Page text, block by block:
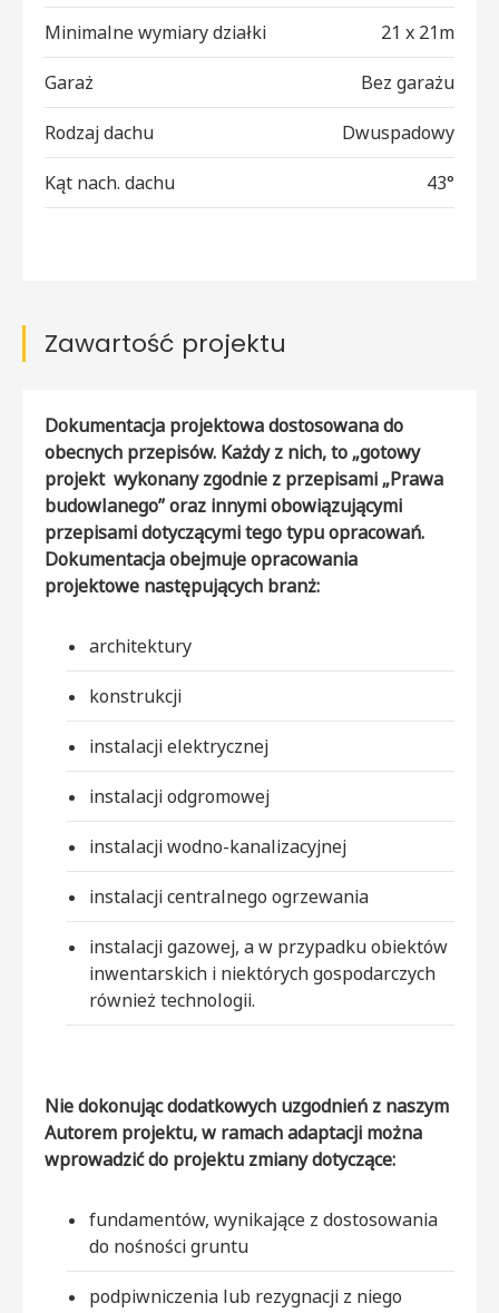
Minimalne wymiary działki 21 x 21m
Garaż Bez garażu
Rodzaj dachu Dwuspadowy
Kąt nach. dachu 43°
Zawartość projektu
Dokumentacja projektowa dostosowana do
obecnych przepisów. Każdy z nich, to „gotowy
projekt wykonany zgodnie z przepisami „Prawa
budowlanego” oraz innymi obowiązującymi
przepisami dotyczącymi tego typu opracowań.
Dokumentacja obejmuje opracowania
projektowe następujących branż:
architektury
konstrukcji
instalacji elektrycznej
instalacji odgromowej
instalacji wodno-kanalizacyjnej
instalacji centralnego ogrzewania
instalacji gazowej, a w przypadku obiektów
inwentarskich i niektórych gospodarczych
również technologii.
Nie dokonując dodatkowych uzgodnień z naszym
Autorem projektu, w ramach adaptacji można
wprowadzić do projektu zmiany dotyczące:
fundamentów, wynikające z dostosowania
do nośności gruntu
podpiwniczenia lub rezygnacji z niego